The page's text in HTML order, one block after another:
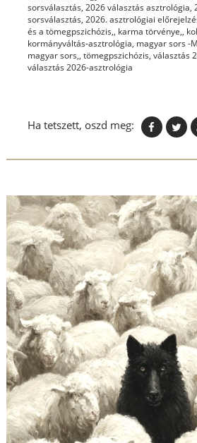
sorsválasztás, 2026 választás asztrológia,
sorsválasztás, 2026. asztrológiai
és a tömegpszichózis,, karma törvénye,,
kormányváltás-asztrológia, magyar sors -
magyar sors,, tömegpszichózis, választás
választás 2026-asztrológia
Ha tetszett, oszd meg: